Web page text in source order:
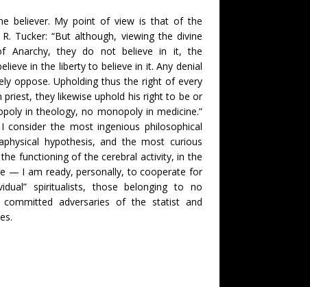
believer. My point of view is that of the
Tucker: “But although, viewing the divine
Anarchy, they do not believe in it, the
in the liberty to believe in it. Any denial
oppose. Upholding thus the right of every
they likewise uphold his right to be or
in theology, no monopoly in medicine.”
the most ingenious philosophical
hypothesis, and the most curious
functioning of the cerebral activity, in the
— I am ready, personally, to cooperate for
spiritualists, those belonging to no
committed adversaries of the statist and